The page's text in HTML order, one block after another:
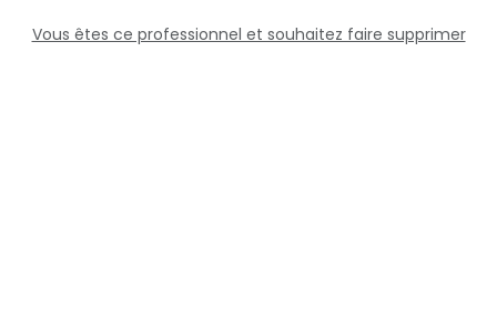
Vous êtes ce professionnel et souhaitez faire supprimer